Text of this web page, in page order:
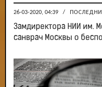
26-03-2020, 04:39 /
Замдиректора НИИ им.
санврач Москвы о